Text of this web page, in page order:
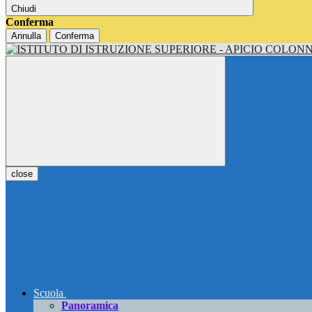
Chiudi
Conferma
Annulla Conferma
close
Scuola
Panoramica